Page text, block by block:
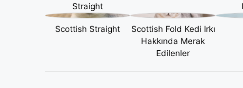
Straight
Scottish Straight
Scottish Fold Kedi Irkı
Hakkında Merak
Edilenler